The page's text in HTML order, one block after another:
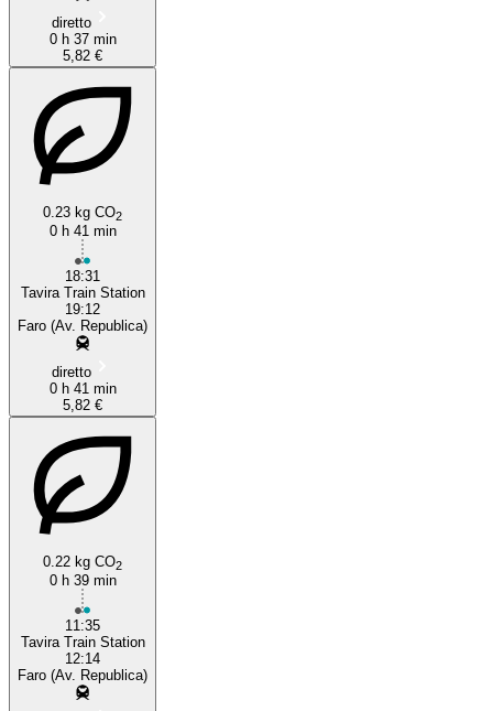
diretto
0 h 37 min
5,82 €
0.23 kg CO2
0 h 41 min
18:31
Tavira Train Station
19:12
Faro (Av. Republica)
diretto
0 h 41 min
5,82 €
0.22 kg CO2
0 h 39 min
11:35
Tavira Train Station
12:14
Faro (Av. Republica)